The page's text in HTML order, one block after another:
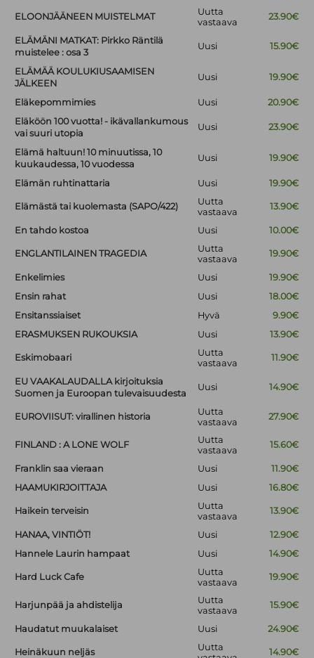
ELOONJÄÄNEEN MUISTELMAT
Uutta
vastaava
23.90€
ELÄMÄNI MATKAT: Pirkko Räntilä
muistelee : osa 3
Uusi 15.90€
ELÄMÄÄ KOULUKIUSAAMISEN
JÄLKEEN
Uusi 19.90€
Eläkepommimies Uusi
20.90€
Eläköön 100 vuotta! - ikävallankumous
vai suuri utopia
Uusi 23.90€
Elämä haltuun! 10 minuutissa, 10
kuukaudessa, 10 vuodessa
Uusi 19.90€
Elämän ruhtinattaria Uusi 19.90€
Elämästä tai kuolemasta (SAPO/422)
Uutta
vastaava
13.90€
En tahdo kostoa Uusi 10.00€
ENGLANTILAINEN TRAGEDIA
Uutta
vastaava
19.90€
Enkelimies Uusi
19.90€
Ensin rahat
Uusi
18.00€
Ensitanssiaiset
Hyvä
9.90€
ERASMUKSEN RUKOUKSIA
Uusi 13.90€
Eskimobaari
Uutta
vastaava
11.90€
EU VAAKALAUDALLA kirjoituksia
Suomen ja Euroopan tulevaisuudesta
Uusi 14.90€
EUROVIISUT: virallinen historia
Uutta
vastaava
27.90€
FINLAND : A LONE WOLF
Uutta
vastaava
15.60€
Franklin saa vieraan Uusi
11.90€
HAAMUKIRJOITTAJA
Uusi 16.80€
Haikein terveisin
Uutta
vastaava
13.90€
HANAA, VINTIÖT! Uusi
12.90€
Hannele Laurin hampaat
Uusi 14.90€
Hard Luck Cafe
Uutta
vastaava
19.90€
Harjunpää ja ahdistelija
Uutta
vastaava
15.90€
Haudatut muukalaiset Uusi 24.90€
Heinäkuun neljäs
Uutta
14.90€